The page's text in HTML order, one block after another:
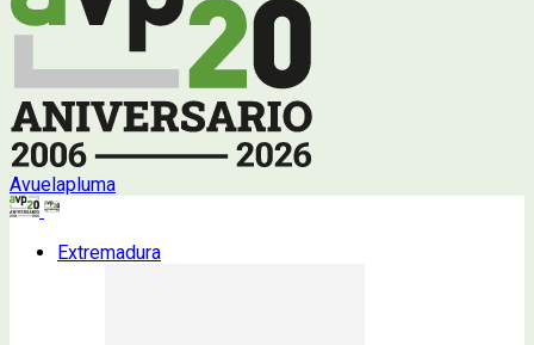
Avuelapluma
Extremadura